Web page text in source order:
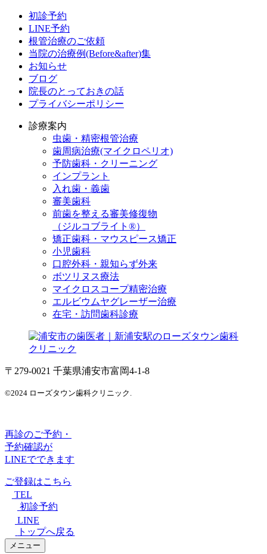
初診予約
LINE予約
根管治療のご依頼
当院の治療例(Before&after)集
お知らせ
ブログ
院長のとっておきの話
プライバシーポリシー
診療案内
虫歯・精密根管治療
歯周病治療(マイクロペリオ)
予防歯科・クリーニング
インプラント
入れ歯・義歯
審美歯科
前歯を整える審美修復物
（ジルコブライト®）
矯正歯科・マウスピース矯正
小児歯科
口腔外科・親知らず外来
ボツリヌス療法
マイクロスコープ精密治療
エルビウムヤグレーザー治療
在宅・訪問歯科診療
〒279-0021 千葉県浦安市富岡4-1-8
©2024 ローズタウン歯科クリニック.
再診のご予約・
予約確認が
LINEでできます
ご登録はこちら
TEL
初診予約
LINE
トップへ戻る
メニュー